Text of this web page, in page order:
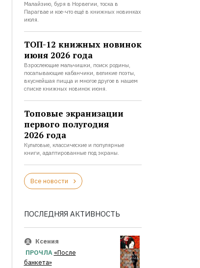
Малайзию, буря в Норвегии, тоска в
Парагвае и кое-что ещё в книжных новинках
июля.
ТОП-12 книжных новинок
июня 2026 года
Взрослеющие мальчишки, поиск родины,
посапывающие кабанчики, великие поэты,
вкуснейшая пицца и многое другое в нашем
списке книжных новинок июня.
Топовые экранизации
первого полугодия
2026 года
Культовые, классические и популярные
книги, адаптированные под экраны.
Все новости
ПОСЛЕДНЯЯ АКТИВНОСТЬ
Ксения
ПРОЧЛА «После
банкета»